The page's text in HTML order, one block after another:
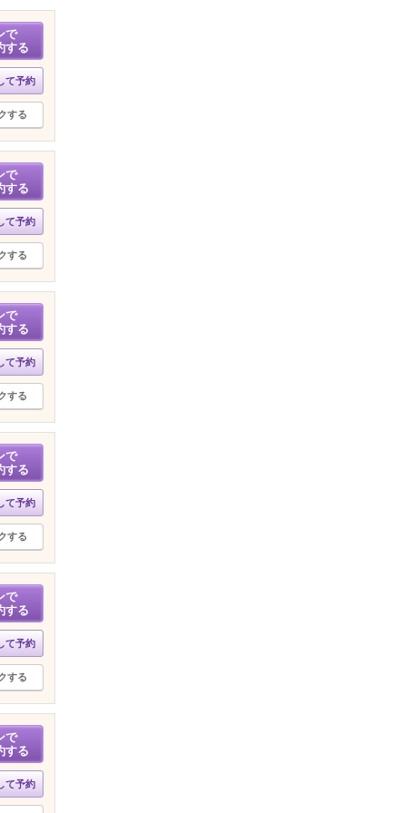
で
する
て予約
する
で
する
て予約
する
で
する
て予約
する
で
する
て予約
する
で
する
て予約
する
で
する
て予約